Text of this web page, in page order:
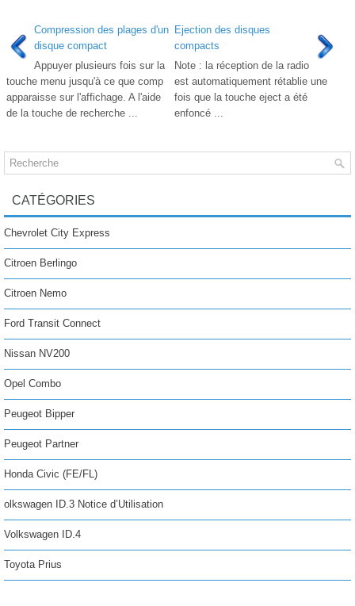
Compression des plages d'un
disque compact
Appuyer plusieurs fois sur la
touche menu jusqu'à ce que comp
apparaisse sur l'affichage. A l'aide
de la touche de recherche ...
Ejection des disques
compacts
Note : la réception de la radio
est automatiquement rétablie une
fois que la touche eject a été
enfoncé ...
CATÉGORIES
Chevrolet City Express
Citroen Berlingo
Citroen Nemo
Ford Transit Connect
Nissan NV200
Opel Combo
Peugeot Bipper
Peugeot Partner
Honda Civic (FE/FL)
olkswagen ID.3 Notice d’Utilisation
Volkswagen ID.4
Toyota Prius